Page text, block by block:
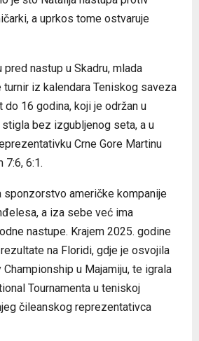
a uprkos tome ostvaruje
pred nastup u Skadru, mlada
turnir iz kalendara Teniskog saveza
do 16 godina, koji je održan u
stigla bez izgubljenog seta, a u
Crne Gore Martinu
7:6, 6:1.
sponzorstvo američke kompanije
a iza sebe već ima
nastupe. Krajem 2025. godine
na Floridi, gdje je osvojila
u Majamiju, te igrala
Tournamenta u teniskoj
čileanskog reprezentativca